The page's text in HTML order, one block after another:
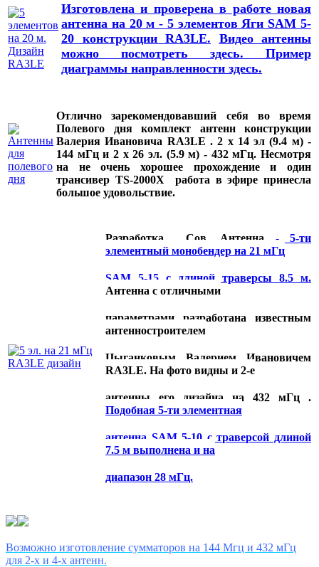
Изготовлена и проверена в работе новая
антенна на 20 м - 5 элементов Яги SAM 5-
20 конструкции RA3LE.
Видео антенны
можно посмотреть здесь. Пример
диаграммы направленности здесь.
Отлично зарекомендовавший себя во время
Полевого дня комплект антенн конструкции
Валерия Ивановича RA3LE . 2 х 14 эл (9.4 м) -
144 мГц и 2 х 26 эл. (5.9 м) - 432 мГц. Несмотря
на не очень хорошее прохождение и один
трансивер TS-2000Х работа в эфире принесла
большое удовольствие.
Разработка Сов. Антенна -5-ти
элементный монобендер на 21 мГц
SAM 5-15 с длиной траверсы 8.5 м.
Антенна с отличными
параметрами разработана известным
антенностроителем
Цыганковым Валерием Ивановичем
RA3LE. На фото видны и 2-е
антенны его дизайна на 432 мГц .
Подобная 5-ти элементная
антенна SAM 5-10 с траверсой длиной
7.5 м выполнена и на
диапазон 28 мГц.
Возможно изготовление сумматоров на 144 Мгц и 432 мГц
для 2-х и 4-х антенн.